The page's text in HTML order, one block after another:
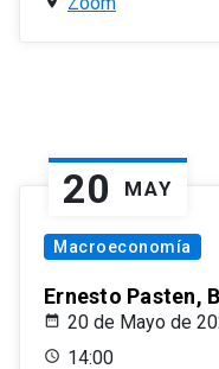
20 MAY
Macroeconomía
Ernesto Pasten,
20 de Mayo de
14:00